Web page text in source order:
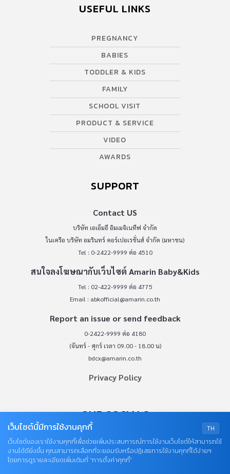
USEFUL LINKS
PREGNANCY
BABIES
TODDLER & KIDS
FAMILY
SCHOOL VISIT
PRODUCT & SERVICE
VIDEO
AWARDS
SUPPORT
Contact US
บริษัท เอเอ็มอี อิมเมจิเนทีฟ จำกัด
ในเครือ บริษัท อมรินทร์ คอร์เปอเรชั่นส์ จำกัด (มหาชน)
Tel : 0-2422-9999 ต่อ 4510
สนใจลงโฆษณากับเว็บไซต์ Amarin Baby&Kids
Tel : 02-422-9999 ต่อ 4775
Email : abkofficial@amarin.co.th
Report an issue or send feedback
0-2422-9999 ต่อ 4180
(จันทร์ - ศุกร์ เวลา 09.00 - 18.00 น)
bdcx@amarin.co.th
Privacy Policy
OUR SOCIALS
TH
เว็บไซต์นี้มีการใช้งานคุกกี้
เว็บไซต์ของเราใช้งานคุกกี้เพื่อช่วยเพิ่มประสบการณ์การใช้งานเว็บไซต์ให้สามารถใช้
งานได้ดียิ่งขึ้น คุณสามารถเลือกที่จะยอมรับหรือปฏิเสธการใช้งานคุกกี้ได้ง่ายๆ
โดยการดูรายละเอียดเพิ่มเติมที่ “การตั้งค่าคุกกี้”